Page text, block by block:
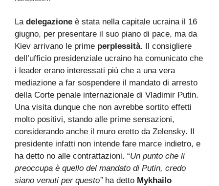
La delegazione è stata nella capitale ucraina il 16
giugno, per presentare il suo piano di pace, ma da
Kiev arrivano le prime perplessità. Il consigliere
dell’ufficio presidenziale ucraino ha comunicato che
i leader erano interessati più che a una vera
mediazione a far sospendere il mandato di arresto
della Corte penale internazionale di Vladimir Putin.
Una visita dunque che non avrebbe sortito effetti
molto positivi, stando alle prime sensazioni,
considerando anche il muro eretto da Zelensky. Il
presidente infatti non intende fare marce indietro, e
ha detto no alle contrattazioni. “Un punto che li
preoccupa è quello del mandato di Putin, credo
siano venuti per questo” ha detto Mykhailo